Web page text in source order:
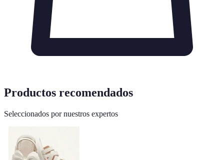
Productos recomendados
Seleccionados por nuestros expertos